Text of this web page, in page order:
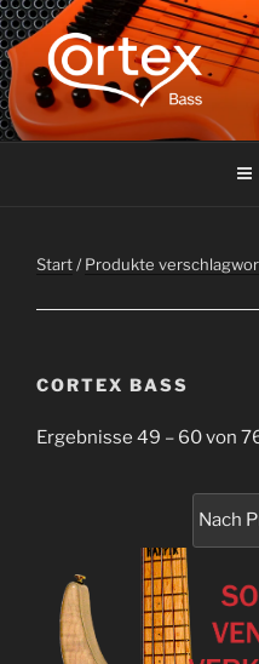
CORTEX
Express your creative flow
Start/Produkte
CORTEX BASS
Ergebnisse 49 – 60 von